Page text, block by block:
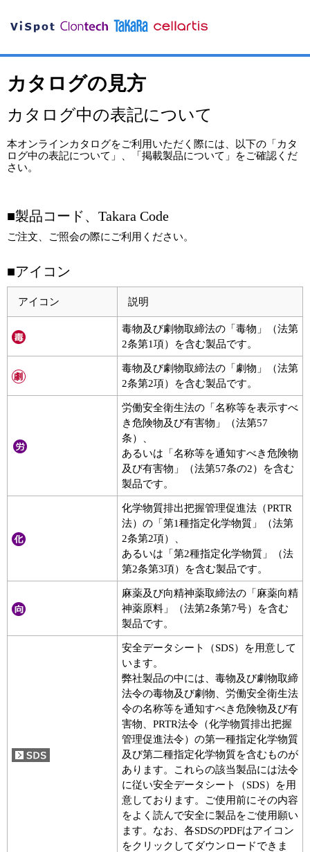
カタログの見方
カタログ中の表記について
本オンラインカタログをご利用いただく際には、以下の「カタ
ログ中の表記について」、「掲載製品について」をご確認くだ
さい。
■製品コード、Takara Code
ご注文、ご照会の際にご利用ください。
■アイコン
アイコン 説明
毒物及び劇物取締法の「毒物」（法第
2条第1項）を含む製品です。
毒物及び劇物取締法の「劇物」（法第
2条第2項）を含む製品です。
労働安全衛生法の「名称等を表示すべ
き危険物及び有害物」（法第57
条）、
あるいは「名称等を通知すべき危険物
及び有害物」（法第57条の2）を含む
製品です。
化学物質排出把握管理促進法（PRTR
法）の「第1種指定化学物質」（法第
2条第2項）、
あるいは「第2種指定化学物質」（法
第2条第3項）を含む製品です。
麻薬及び向精神薬取締法の「麻薬向精
神薬原料」（法第2条第7号）を含む
製品です。
安全データシート（SDS）を用意して
います。
弊社製品の中には、毒物及び劇物取締
法令の毒物及び劇物、労働安全衛生法
令の名称等を通知すべき危険物及び有
害物、PRTR法令（化学物質排出把握
管理促進法令）の第一種指定化学物質
及び第二種指定化学物質を含むものが
あります。これらの該当製品には法令
に従い安全データシート（SDS）を用
意しております。ご使用前にその内容
をよく読んで安全に製品をご使用願い
ます。なお、各SDSのPDFはアイコン
をクリックしてダウンロードできま